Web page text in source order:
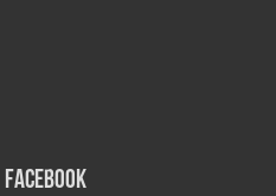
Facebook